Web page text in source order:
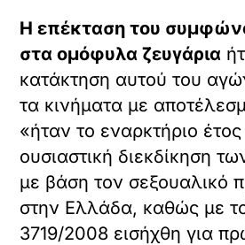
Η επέκταση του
στα ομόφυλα ζευγάρια
κατάκτηση αυτού του
τα κινήματα με
«ήταν το εναρκτήριο έτος
ουσιαστική διεκδίκηση
με βάση τον σεξουαλικό
στην Ελλάδα, καθώς με
3719/2008 εισήχθη για